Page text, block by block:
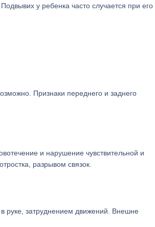
у ребенка часто случается при его
Признаки переднего и заднего
и нарушение чувствительной и
разрывом связок.
в руке, затруднением движений. Внешне